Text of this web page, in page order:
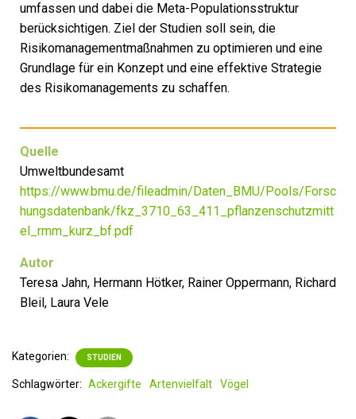
umfassen und dabei die Meta-Populationsstruktur
berücksichtigen. Ziel der Studien soll sein, die
Risikomanagementmaßnahmen zu optimieren und eine
Grundlage für ein Konzept und eine effektive Strategie
des Risikomanagements zu schaffen.
Quelle
Umweltbundesamt
https://www.bmu.de/fileadmin/Daten_BMU/Pools/Forsc
hungsdatenbank/fkz_3710_63_411_pflanzenschutzmitt
el_rmm_kurz_bf.pdf
Autor
Teresa Jahn, Hermann Hötker, Rainer Oppermann, Richard
Bleil, Laura Vele
Kategorien: STUDIEN
Schlagwörter: Ackergifte Artenvielfalt Vögel